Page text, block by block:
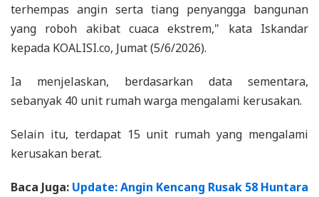
terhempas angin serta tiang penyangga bangunan
yang roboh akibat cuaca ekstrem," kata Iskandar
kepada KOALISI.co, Jumat (5/6/2026).
Ia menjelaskan, berdasarkan data sementara,
sebanyak 40 unit rumah warga mengalami kerusakan.
Selain itu, terdapat 15 unit rumah yang mengalami
kerusakan berat.
Baca Juga: Update: Angin Kencang Rusak 58 Huntara